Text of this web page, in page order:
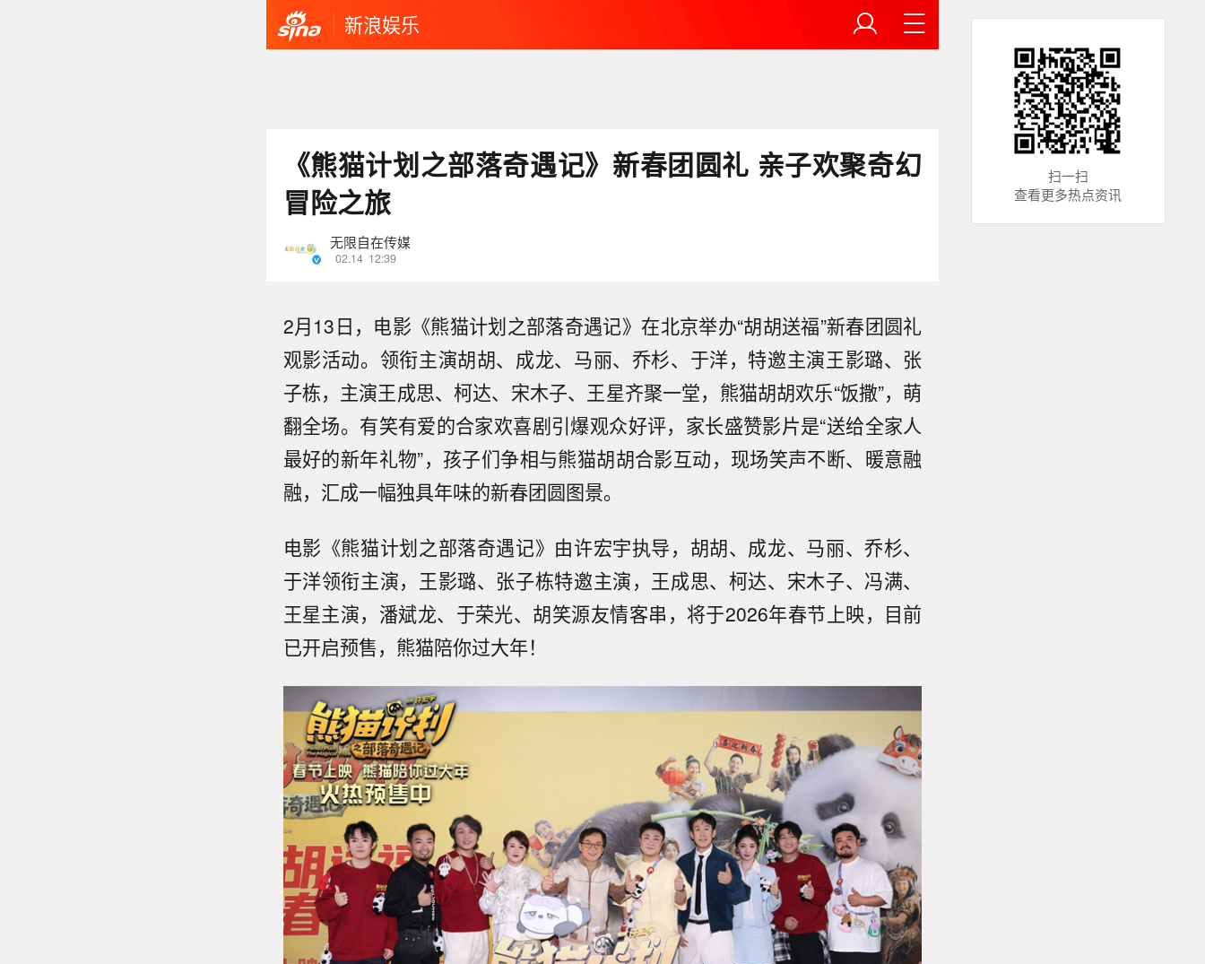
新浪娱乐
《熊猫计划之部落奇遇记》新春团圆礼 亲子欢聚奇幻
冒险之旅
无限自在传媒
02.14 12:39
2月13日，电影《熊猫计划之部落奇遇记》在北京举办“胡胡送福”新春团圆礼
观影活动。领衔主演胡胡、成龙、马丽、乔杉、于洋，特邀主演王影璐、张
子栋，主演王成思、柯达、宋木子、王星齐聚一堂，熊猫胡胡欢乐“饭撒”，萌
翻全场。有笑有爱的合家欢喜剧引爆观众好评，家长盛赞影片是“送给全家人
最好的新年礼物”，孩子们争相与熊猫胡胡合影互动，现场笑声不断、暖意融
融，汇成一幅独具年味的新春团圆图景。
电影《熊猫计划之部落奇遇记》由许宏宇执导，胡胡、成龙、马丽、乔杉、
于洋领衔主演，王影璐、张子栋特邀主演，王成思、柯达、宋木子、冯满、
王星主演，潘斌龙、于荣光、胡笑源友情客串，将于2026年春节上映，目前
已开启预售，熊猫陪你过大年！
扫一扫
查看更多热点资讯